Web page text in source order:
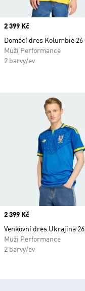
Price
2 399 Kč
Domácí dres Kolumbie 26
Muži Performance
2 barvy/ev
Price
2 399 Kč
Venkovní dres Ukrajina 26
Muži Performance
2 barvy/ev